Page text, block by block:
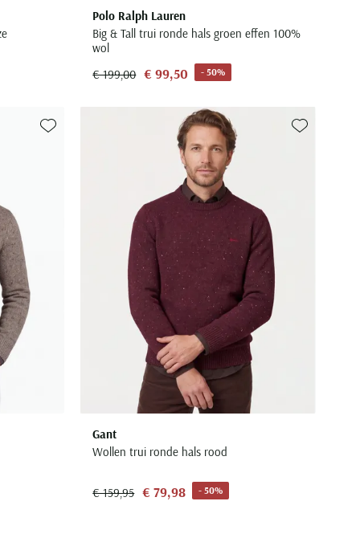
Polo Ralph Lauren
Big & Tall trui ronde hals groen effen 100%
wol
€ 199,00 € 99,50 - 50%
Gant
Wollen trui ronde hals rood
€ 159,95 € 79,98 - 50%